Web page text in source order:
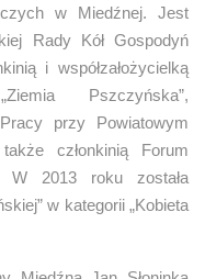
w Miedźnej. Jest
Rady Kół Gospodyń
i współzałożycielką
Pszczyńska”,
przy Powiatowym
członkinią Forum
W 2013 roku została
w kategorii „Kobieta